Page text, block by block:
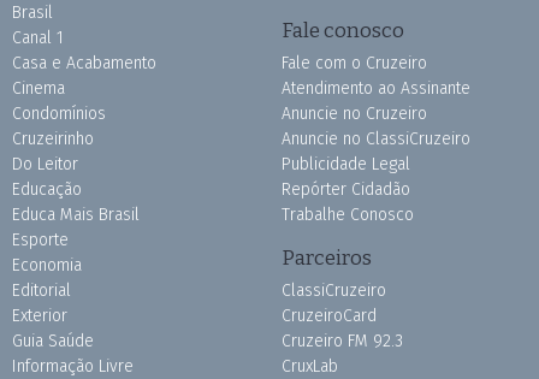
Brasil
Canal 1
Casa e Acabamento
Cinema
Condomínios
Cruzeirinho
Do Leitor
Educação
Educa Mais Brasil
Esporte
Economia
Editorial
Exterior
Guia Saúde
Informação Livre
Fale conosco
Fale com o Cruzeiro
Atendimento ao Assinante
Anuncie no Cruzeiro
Anuncie no ClassiCruzeiro
Publicidade Legal
Repórter Cidadão
Trabalhe Conosco
Parceiros
ClassiCruzeiro
CruzeiroCard
Cruzeiro FM 92.3
CruxLab